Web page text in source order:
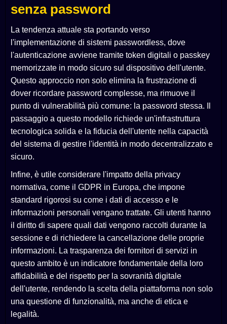
senza password
La tendenza attuale sta portando verso
l'implementazione di sistemi passwordless, dove
l'autenticazione avviene tramite token digitali o passkey
memorizzate in modo sicuro sul dispositivo dell'utente.
Questo approccio non solo elimina la frustrazione di
dover ricordare password complesse, ma rimuove il
punto di vulnerabilità più comune: la password stessa. Il
passaggio a questo modello richiede un'infrastruttura
tecnologica solida e la fiducia dell'utente nella capacità
del sistema di gestire l'identità in modo decentralizzato e
sicuro.
Infine, è utile considerare l'impatto della privacy
normativa, come il GDPR in Europa, che impone
standard rigorosi su come i dati di accesso e le
informazioni personali vengano trattate. Gli utenti hanno
il diritto di sapere quali dati vengono raccolti durante la
sessione e di richiedere la cancellazione delle proprie
informazioni. La trasparenza dei fornitori di servizi in
questo ambito è un indicatore fondamentale della loro
affidabilità e del rispetto per la sovranità digitale
dell'utente, rendendo la scelta della piattaforma non solo
una questione di funzionalità, ma anche di etica e
legalità.